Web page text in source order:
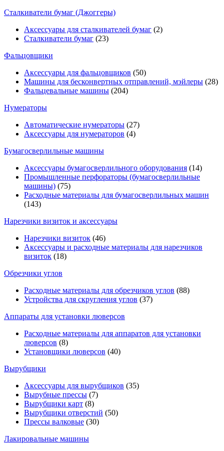
Сталкиватели бумаг (Джоггеры)
Аксессуары для сталкивателей бумаг (2)
Сталкиватели бумаг (23)
Фальцовщики
Аксессуары для фальцовщиков (50)
Машины для бесконвертных отправлений, мэйлеры (28)
Фальцевальные машины (204)
Нумераторы
Автоматические нумераторы (27)
Аксессуары для нумераторов (4)
Бумагосверлильные машины
Аксессуары бумагосверлильного оборудования (14)
Промышленные перфораторы (бумагосверлильные
машины) (75)
Расходные материалы для бумагосверлильных машин
(143)
Нарезчики визиток и аксессуары
Нарезчики визиток (46)
Аксессуары и расходные материалы для нарезчиков
визиток (18)
Обрезчики углов
Расходные материалы для обрезчиков углов (88)
Устройства для скругления углов (37)
Аппараты для установки люверсов
Расходные материалы для аппаратов для установки
люверсов (8)
Установщики люверсов (40)
Вырубщики
Аксессуары для вырубщиков (35)
Вырубные прессы (7)
Вырубщики карт (8)
Вырубщики отверстий (50)
Прессы валковые (30)
Лакировальные машины